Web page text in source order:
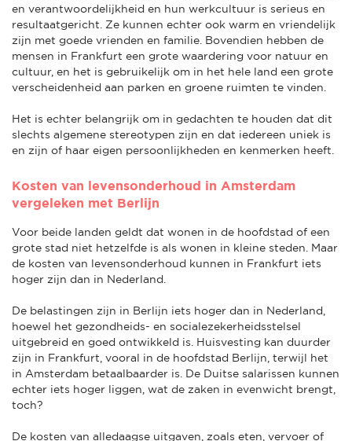
en verantwoordelijkheid en hun werkcultuur is serieus en
resultaatgericht. Ze kunnen echter ook warm en vriendelijk
zijn met goede vrienden en familie. Bovendien hebben de
mensen in Frankfurt een grote waardering voor natuur en
cultuur, en het is gebruikelijk om in het hele land een grote
verscheidenheid aan parken en groene ruimten te vinden.
Het is echter belangrijk om in gedachten te houden dat dit
slechts algemene stereotypen zijn en dat iedereen uniek is
en zijn of haar eigen persoonlijkheden en kenmerken heeft.
Kosten van levensonderhoud in Amsterdam
vergeleken met Berlijn
Voor beide landen geldt dat wonen in de hoofdstad of een
grote stad niet hetzelfde is als wonen in kleine steden. Maar
de kosten van levensonderhoud kunnen in Frankfurt iets
hoger zijn dan in Nederland.
De belastingen zijn in Berlijn iets hoger dan in Nederland,
hoewel het gezondheids- en socialezekerheidsstelsel
uitgebreid en goed ontwikkeld is. Huisvesting kan duurder
zijn in Frankfurt, vooral in de hoofdstad Berlijn, terwijl het
in Amsterdam betaalbaarder is. De Duitse salarissen kunnen
echter iets hoger liggen, wat de zaken in evenwicht brengt,
toch?
De kosten van alledaagse uitgaven, zoals eten, vervoer of